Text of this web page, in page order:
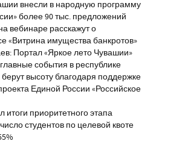
внесли в народную программу
более 90 тыс. предложений
вебинаре расскажут о
«Витрина имущества банкротов»
Портал «Яркое лето Чувашии»
события в республике
высоту благодаря поддержке
Единой России «Российское
итоги приоритетного этапа
студентов по целевой квоте